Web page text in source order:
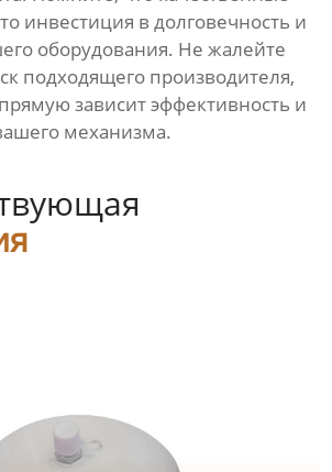
инвестиция в долговечность и
оборудования. Не жалейте
подходящего производителя,
зависит эффективность и
механизма.